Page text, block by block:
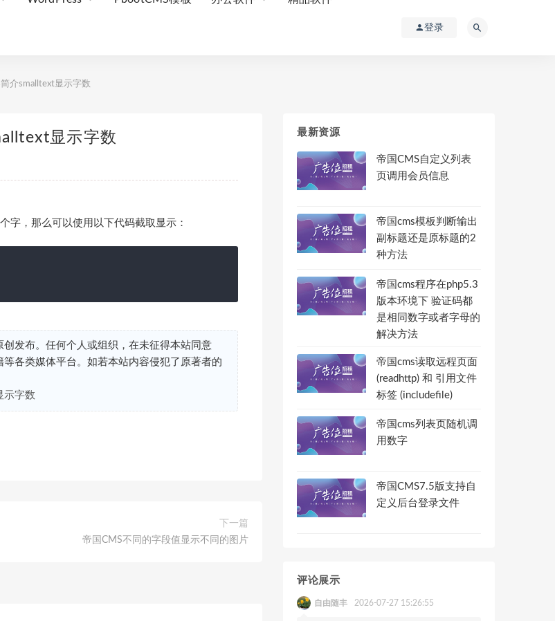
登录
介smalltext显示字数
显示字数
字，那么可以使用以下代码截取显示：
发布。任何个人或组织，在未征得本站同意
各类媒体平台。如若本站内容侵犯了原著者的
示字数
下一篇
帝国CMS不同的字段值显示不同的图片
最新资源
帝国CMS自定义列表
页调用会员信息
帝国cms模板判断输出
副标题还是原标题的2
种方法
帝国cms程序在php5.3
版本环境下 验证码都
是相同数字或者字母的
解决方法
帝国cms读取远程页面
(readhttp) 和 引用文件
标签 (includefile)
帝国cms列表页随机调
用数字
帝国CMS7.5版支持自
定义后台登录文件
评论展示
自由随丰 2026-07-27 15:26:55